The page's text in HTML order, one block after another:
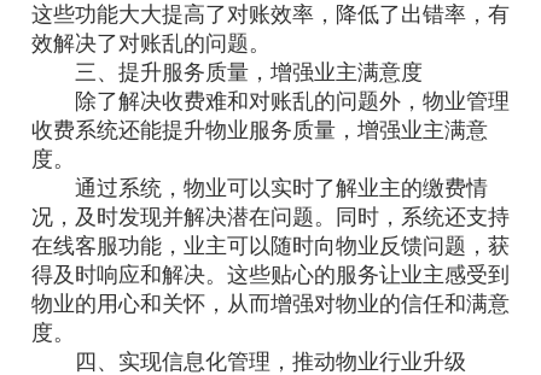
这些功能大大提高了对账效率，降低了出错率，有
效解决了对账乱的问题。
三、提升服务质量，增强业主满意度
除了解决收费难和对账乱的问题外，物业管理
收费系统还能提升物业服务质量，增强业主满意
度。
通过系统，物业可以实时了解业主的缴费情
况，及时发现并解决潜在问题。同时，系统还支持
在线客服功能，业主可以随时向物业反馈问题，获
得及时响应和解决。这些贴心的服务让业主感受到
物业的用心和关怀，从而增强对物业的信任和满意
度。
四、实现信息化管理，推动物业行业升级